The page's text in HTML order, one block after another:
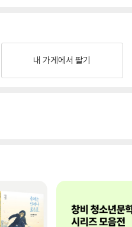
내 가게에서 팔기